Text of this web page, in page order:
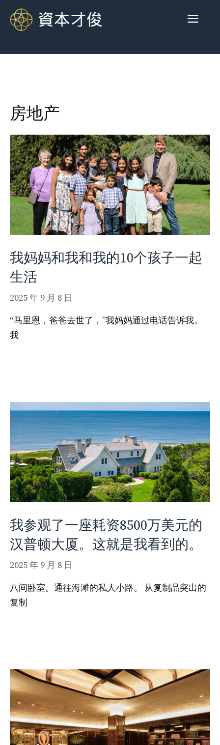
菜
单
房地产
我妈妈和我和我的10个孩子一起
生活
2025 年 9 月 8 日
“马里恩，爸爸去世了，”我妈妈通过电话告诉我。
我
我参观了一座耗资8500万美元的
汉普顿大厦。这就是我看到的。
2025 年 9 月 8 日
八间卧室。通往海滩的私人小路。 从复制品突出的
复制